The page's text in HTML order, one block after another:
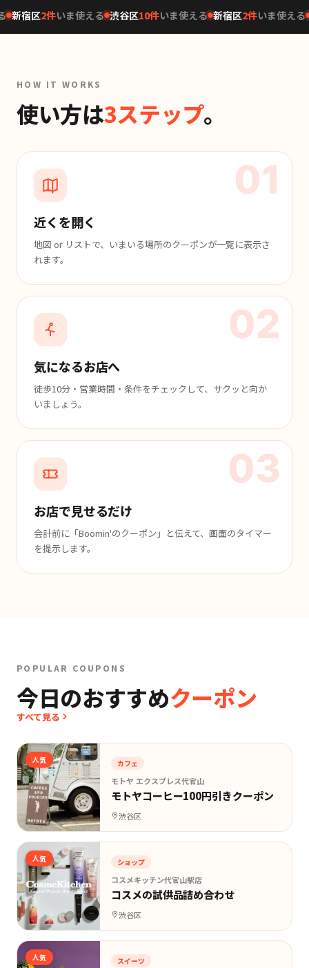
新宿区2件いま使える 渋谷区10件いま使える 新宿区2件いま使える
HOW IT WORKS
使い方は3ステップ。
01
近くを開く
地図 or リストで、いまいる場所のクーポンが一覧に表示さ
れます。
02
気になるお店へ
徒歩10分・営業時間・条件をチェックして、サクッと向か
いましょう。
03
お店で見せるだけ
会計前に「Boomin'のクーポン」と伝えて、画面のタイマー
を提示します。
POPULAR COUPONS
今日のおすすめクーポン
すべて見る
人気 カフェ
モトヤ エクスプレス代官山
モトヤコーヒー100円引きクーポン
渋谷区
人気 ショップ
コスメキッチン代官山駅店
コスメの試供品詰め合わせ
渋谷区
人気 スイーツ